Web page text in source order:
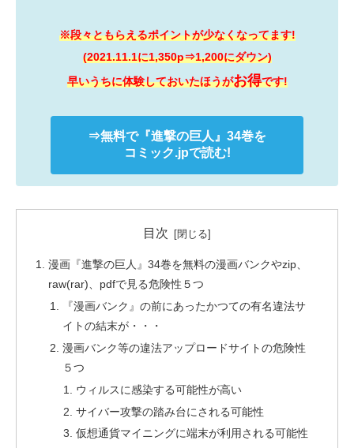
※段々ともらえるポイントが少なくなってます!
(2021.11.1に1,350p⇒1,200にダウン)
早いうちに体験しておいたほうがお得です!
⇒無料で『進撃の巨人』 34巻を
コミック.jpで読む!
目次
漫画『進撃の巨人』34巻を無料の漫画バンクやzip、
raw(rar)、pdfで見る危険性５つ
『漫画バンク』の前にあったかつての有名違法サ
イトの結末が・・・
漫画バンク等の違法アップロードサイトの危険性
５つ
ウィルスに感染する可能性が高い
サイバー攻撃の踏み台にされる可能性
仮想通貨マイニングに端末が利用される可能性